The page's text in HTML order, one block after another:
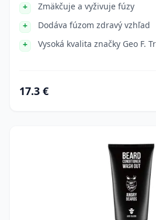
Zmäkčuje a vyživuje fúzy
Dodáva fúzom zdravý vzhľad
Vysoká kvalita značky Geo F.
17.3 €